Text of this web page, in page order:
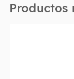
Productos